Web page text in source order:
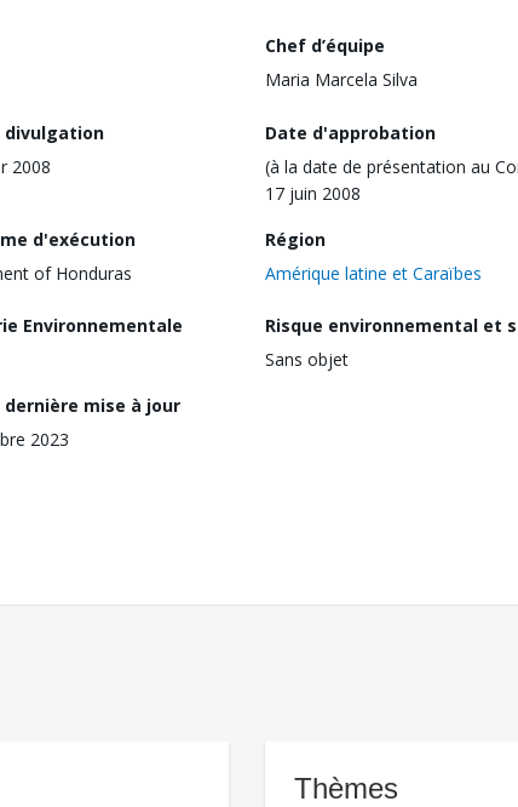
Chef d’équipe
Maria Marcela Silva
divulgation
2008
Date d'approbation
(à la date de présentation au
17 juin 2008
d'exécution
of Honduras
Région
Amérique latine et Caraïbes
Environnementale
Risque environnemental et
Sans objet
dernière mise à jour
2023
Thèmes